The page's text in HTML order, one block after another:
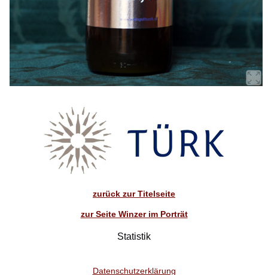
zurück zur Titelseite
zur Seite Winzer im Porträt
Statistik
Datenschutzerklärung